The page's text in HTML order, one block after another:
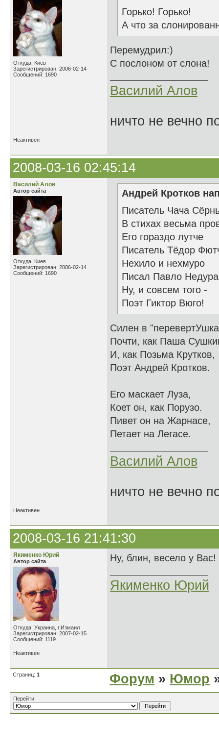
Откуда: Киев
Зарегистрирован: 2006-02-14
Сообщений: 1690
Горько! Горько!
А что за
Перемудрил:)
С послоном от слона!
Василий Алов
ничто не вечно
Неактивен
2008-03-16 02:45:14
Василий Алов
Автор сайта
Откуда: Киев
Зарегистрирован: 2006-02-14
Сообщений: 1690
Андрей Кротков
Писатель Чача
В стихах весьма
Его гораздо лутче
Писатель Тёдор
Нехило и нехмуро
Писал Павло
Ну, и совсем того -
Поэт Гиктор Вюго!
Силен в
Почти, как Паша
И, как Позьма Крутков,
Поэт Андрей Кротков.
Его маскает Луза,
Коет он, как Порузо.
Пивет он на Жарнасе,
Петает на Легасе.
Василий Алов
ничто не вечно
Неактивен
2008-03-16 21:41:30
Якименко Юрий
Автор сайта
Откуда: Украина, г.Измаил
Зарегистрирован: 2007-02-15
Сообщений: 1119
Ну, блин, весело у Вас!
Якименко Юрий
Неактивен
Страниц: 1 Форум » Юмор
Перейти